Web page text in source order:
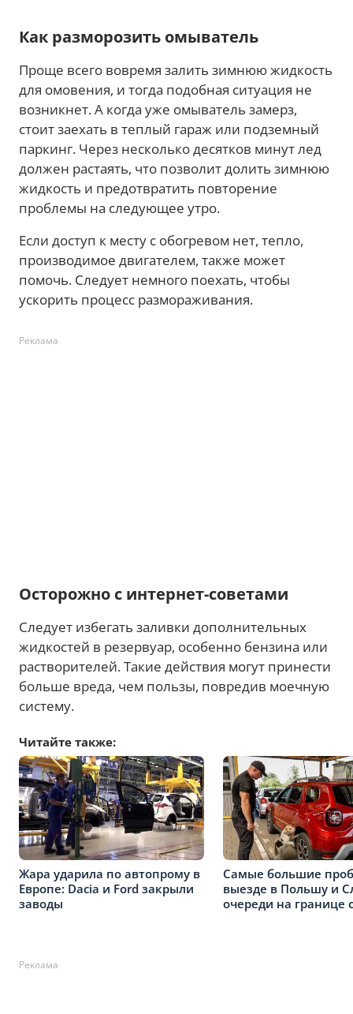
Как разморозить омыватель
Проще всего вовремя залить зимнюю жидкость
для омовения, и тогда подобная ситуация не
возникнет. А когда уже омыватель замерз,
стоит заехать в теплый гараж или подземный
паркинг. Через несколько десятков минут лед
должен растаять, что позволит долить зимнюю
жидкость и предотвратить повторение
проблемы на следующее утро.
Если доступ к месту с обогревом нет, тепло,
производимое двигателем, также может
помочь. Следует немного поехать, чтобы
ускорить процесс размораживания.
Реклама
Осторожно с интернет-советами
Следует избегать заливки дополнительных
жидкостей в резервуар, особенно бензина или
растворителей. Такие действия могут принести
больше вреда, чем пользы, повредив моечную
систему.
Читайте также:
Жара ударила по автопрому в
Европе: Dacia и Ford закрыли
заводы
Самые большие
выезде в Польшу и
очереди на границе
Реклама